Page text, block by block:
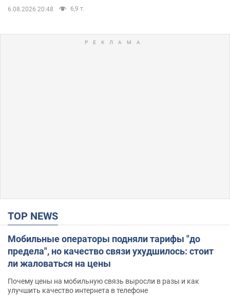
6.08.2026 20:48 6,9 т.
TOP NEWS
Мобильные операторы подняли тарифы "до
предела", но качество связи ухудшилось: стоит
ли жаловаться на цены
Почему цены на мобильную связь выросли в разы и как
улучшить качество интернета в телефоне